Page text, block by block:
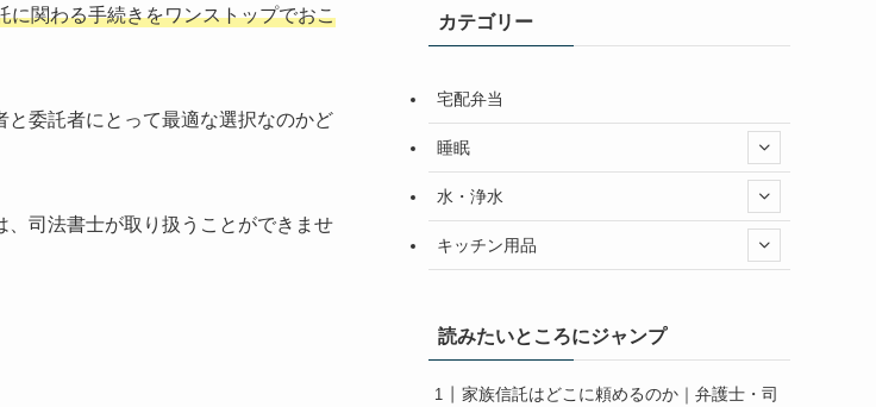
に関わる手続きをワンストップでおこ
委託者にとって最適な選択なのかど
司法書士が取り扱うことができませ
カテゴリー
宅配弁当
睡眠
水・浄水
キッチン用品
読みたいところにジャンプ
家族信託はどこに頼めるのか｜弁護士・司